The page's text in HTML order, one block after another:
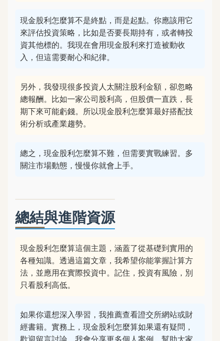
現金股利怎麼算不是終點，而是起點。你應該用它
來評估投資策略，比如是否要長期持有，或者轉投
資其他標的。我現在會用現金股利來打造被動收
入，但這需要耐心和紀律。
另外，我發現很多投資人太關注股利金額，卻忽略
總報酬。比如一家公司股利高，但股價一直跌，長
期下來可能虧錢。所以現金股利怎麼算最好搭配技
術分析或產業趨勢。
總之，現金股利怎麼算不難，但需要實戰練習。多
關注市場動態，慢慢你就會上手。
總結與進階資源
現金股利怎麼算這個主題，涵蓋了從基礎到實用的
各種知識。透過這篇文章，我希望你能掌握計算方
法，並應用在實際投資中。記住，投資有風險，別
只看股利高低。
如果你還想深入學習，我推薦查看證交所網站或財
經書籍。實務上，現金股利怎麼算如果還有疑問，